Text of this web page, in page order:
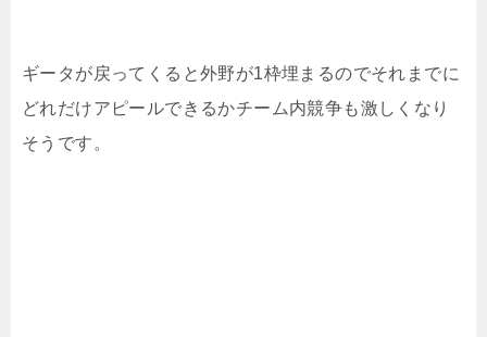
ギータが戻ってくると外野が1枠埋まるのでそれまでに
どれだけアピールできるかチーム内競争も激しくなり
そうです。